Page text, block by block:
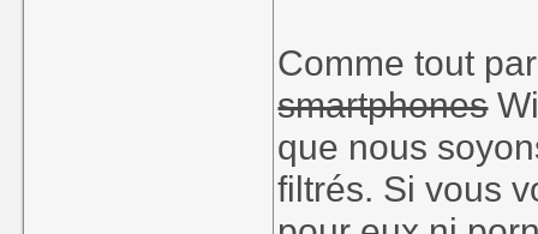
Comme tout
smartphones
que nous
filtrés. Si vous